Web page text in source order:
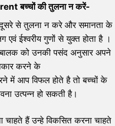
बच्चों की तुलना न करें-
से तुलना न करे और समानता के
ईश्वरीय गुणों से युक्त होता है ।
को उनकी पसंद अनुसार अपने
करने के
में आप विफल होते है तो बच्चों के
उत्पन्न हो सकती है।
चाहते हैं उन्हे विकसित करना चाहते